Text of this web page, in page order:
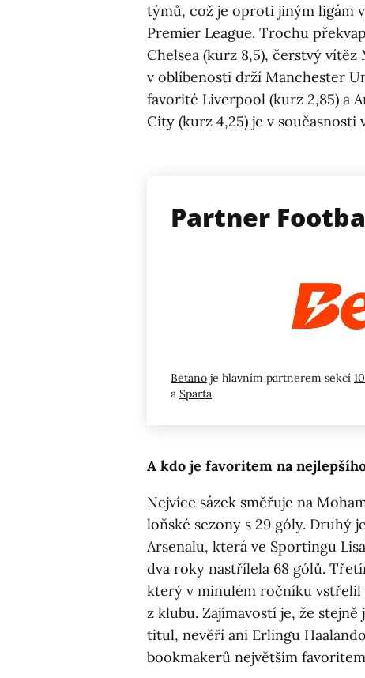
týmů, což je oproti jiným ligám
Premier League. Trochu
Chelsea (kurz 8,5), čerstvý
v oblíbenosti drží Manchester
favorité Liverpool (kurz 2,85) a
City (kurz 4,25) je v současnosti
Partner
Betano je hlavním partnerem sekcí
a Sparta.
A kdo je favoritem na
Nejvíce sázek směřuje na
loňské sezony s 29 góly. Druhý
Arsenalu, která ve Sportingu
dva roky nastřílela 68 gólů.
který v minulém ročníku vstřelil
z klubu. Zajímavostí je, že
titul, nevěří ani Erlingu
bookmakerů největším